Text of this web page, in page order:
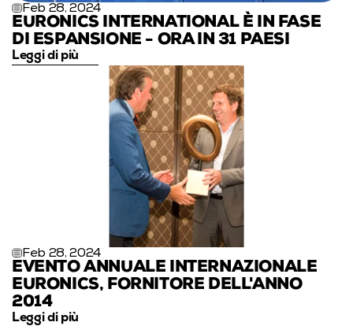
Feb 28, 2024
EURONICS INTERNATIONAL È IN FASE
DI ESPANSIONE - ORA IN 31 PAESI
Leggi di più
Feb 28, 2024
EVENTO ANNUALE INTERNAZIONALE
EURONICS, FORNITORE DELL'ANNO
2014
Leggi di più